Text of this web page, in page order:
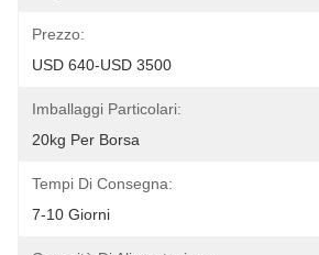
Prezzo:
USD 640-USD 3500
Imballaggi Particolari:
20kg Per Borsa
Tempi Di Consegna:
7-10 Giorni